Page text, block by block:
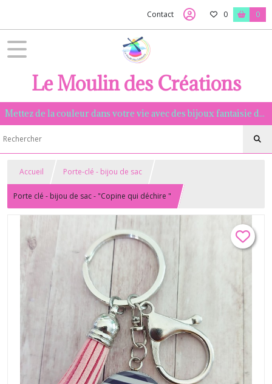
Contact 0 0
Le Moulin des Créations
Mettez de la couleur dans votre vie avec des bijoux fantaisie de qualité, assemblés à la main dans la Manche.
Accueil Porte-clé - bijou de sac
Porte clé - bijou de sac - "Copine qui déchire "